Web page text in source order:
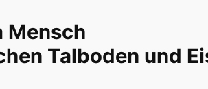
Mensch
Talboden und